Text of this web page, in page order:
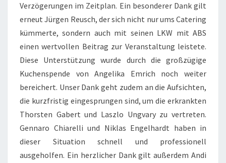
Verzögerungen im Zeitplan. Ein besonderer Dank gilt
erneut Jürgen Reusch, der sich nicht nur ums Catering
kümmerte, sondern auch mit seinen LKW mit ABS
einen wertvollen Beitrag zur Veranstaltung leistete.
Diese Unterstützung wurde durch die großzügige
Kuchenspende von Angelika Emrich noch weiter
bereichert. Unser Dank geht zudem an die Aufsichten,
die kurzfristig eingesprungen sind, um die erkrankten
Thorsten Gabert und Laszlo Ungvary zu vertreten.
Gennaro Chiarelli und Niklas Engelhardt haben in
dieser Situation schnell und professionell
ausgeholfen. Ein herzlicher Dank gilt außerdem Andi